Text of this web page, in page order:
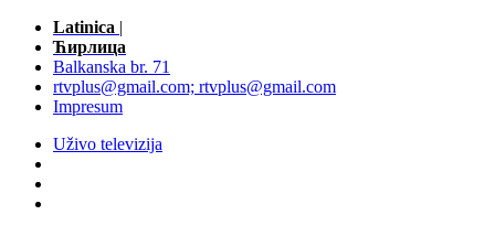
Latinica |
Ћирлица
Balkanska br. 71
rtvplus@gmail.com; rtvplus@gmail.com
Impresum
Uživo televizija